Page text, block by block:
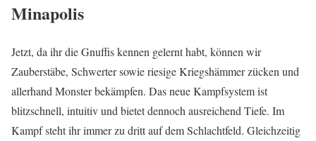
Minapolis
Jetzt, da ihr die Gnuffis kennen gelernt habt, können wir
Zauberstäbe, Schwerter sowie riesige Kriegshämmer zücken und
allerhand Monster bekämpfen. Das neue Kampfsystem ist
blitzschnell, intuitiv und bietet dennoch ausreichend Tiefe. Im
Kampf steht ihr immer zu dritt auf dem Schlachtfeld. Gleichzeitig